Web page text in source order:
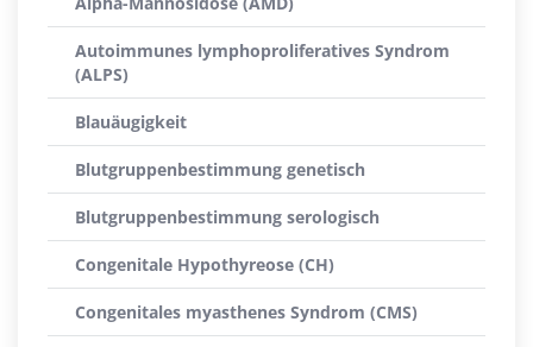
Autoimmunes lymphoproliferatives Syndrom
(ALPS)
Blauäugigkeit
Blutgruppenbestimmung genetisch
Blutgruppenbestimmung serologisch
Congenitale Hypothyreose (CH)
Congenitales myasthenes Syndrom (CMS)